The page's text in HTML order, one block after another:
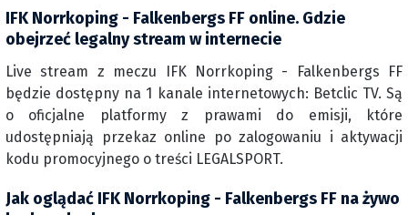
IFK Norrkoping - Falkenbergs FF online. Gdzie
obejrzeć legalny stream w internecie
Live stream z meczu IFK Norrkoping - Falkenbergs FF
będzie dostępny na 1 kanale internetowych: Betclic TV. Są
o oficjalne platformy z prawami do emisji, które
udostępniają przekaz online po zalogowaniu i aktywacji
kodu promocyjnego o treści LEGALSPORT.
Jak oglądać IFK Norrkoping - Falkenbergs FF na żywo